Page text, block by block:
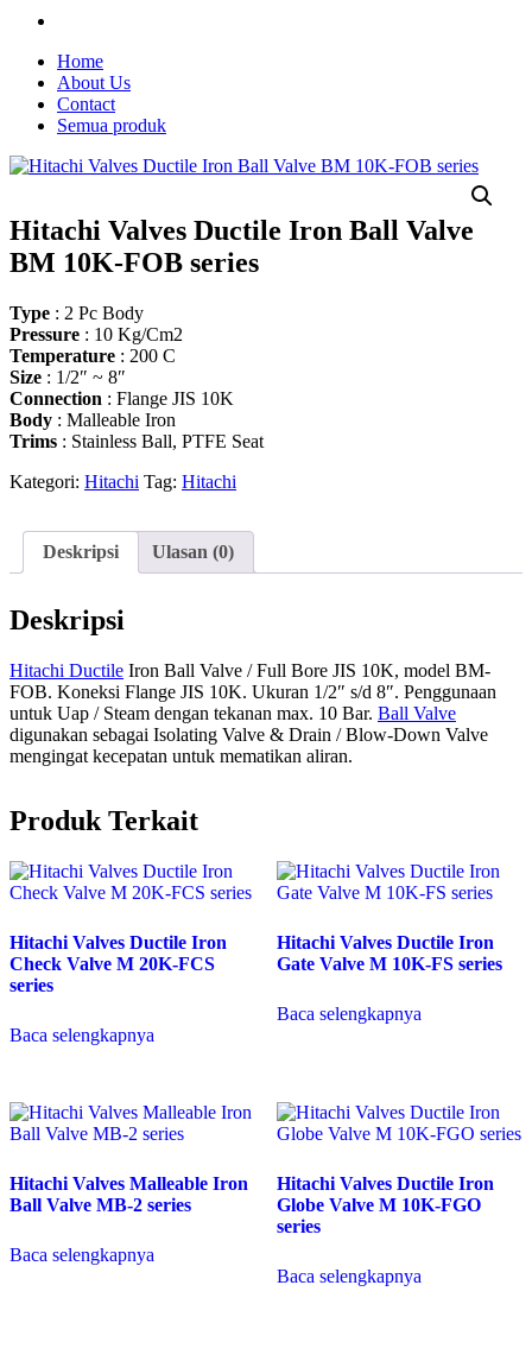
Home
About Us
Contact
Semua produk
Hitachi Valves Ductile Iron Ball Valve
BM 10K-FOB series
Type : 2 Pc Body
Pressure : 10 Kg/Cm2
Temperature : 200 C
Size : 1/2″ ~ 8″
Connection : Flange JIS 10K
Body : Malleable Iron
Trims : Stainless Ball, PTFE Seat
Kategori: Hitachi Tag: Hitachi
Deskripsi Ulasan (0)
Deskripsi
Hitachi Ductile Iron Ball Valve / Full Bore JIS 10K, model BM-
FOB. Koneksi Flange JIS 10K. Ukuran 1/2″ s/d 8″. Penggunaan
untuk Uap / Steam dengan tekanan max. 10 Bar. Ball Valve
digunakan sebagai Isolating Valve & Drain / Blow-Down Valve
mengingat kecepatan untuk mematikan aliran.
Produk Terkait
Hitachi Valves Ductile Iron
Check Valve M 20K-FCS
series
Baca selengkapnya
Hitachi Valves Ductile Iron
Gate Valve M 10K-FS series
Baca selengkapnya
Hitachi Valves Malleable Iron
Ball Valve MB-2 series
Baca selengkapnya
Hitachi Valves Ductile Iron
Globe Valve M 10K-FGO
series
Baca selengkapnya